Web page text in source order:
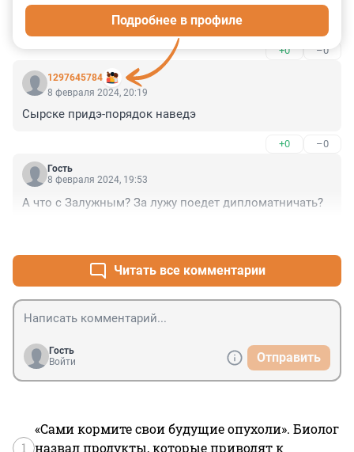
Снарядов нет, некомплект в войсках- до 50
процентов, воевать в Украине хотят только блогеры и
журналисты. Известие о том, что Америка не
поможет- повергло всех в шок. Крах абсолютно
неизбежен, причём в ближайшие недели. И, да- я не
нанятый Соловьевым тролль! Я знаю, что говорю.....
+0 –0
1297645784
Подробнее в профиле
8 февраля 2024, 20:19
Сырске придэ-порядок наведэ
+0 –0
Гость
8 февраля 2024, 19:53
А что с Залужным? За лужу поедет дипломатничать?
Читать все комментарии
Гость
Войти
Отправить
1
«Сами кормите свои будущие опухоли». Биолог
назвал продукты, которые приводят к